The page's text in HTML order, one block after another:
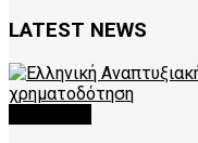
LATEST NEWS